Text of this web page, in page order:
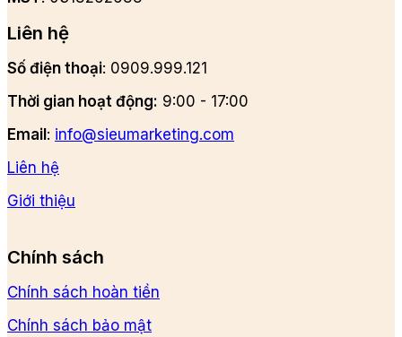
Liên hệ
Số điện thoại: 0909.999.121
Thời gian hoạt động: 9:00 - 17:00
Email: info@sieumarketing.com
Liên hệ
Giới thiệu
Chính sách
Chính sách hoàn tiền
Chính sách bảo mật